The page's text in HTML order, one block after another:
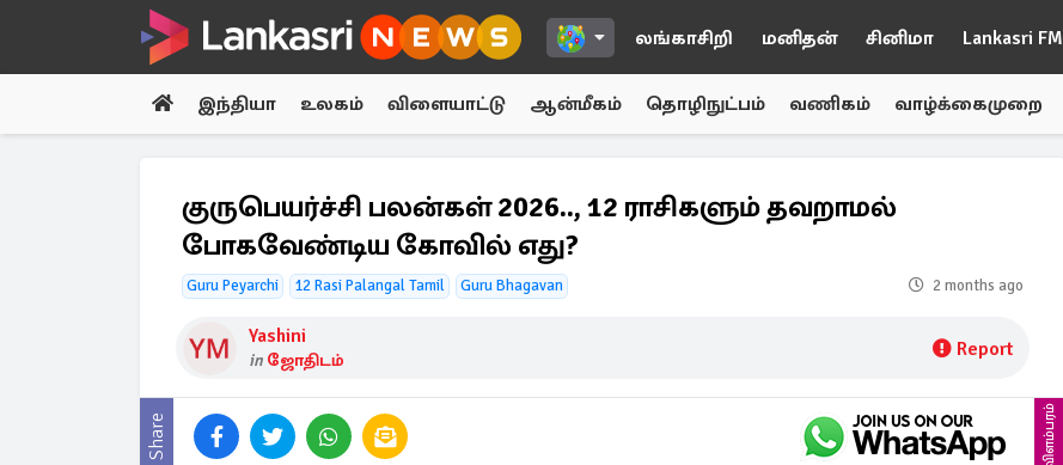
லங்காசிறி மனிதன் சினிமா Lankasri FM
இந்தியா உலகம் விளையாட்டு ஆன்மீகம் தொழிநுட்பம் வணிகம் வாழ்க்கைமுறை
குருபெயர்ச்சி பலன்கள் 2026.., 12 ராசிகளும் தவறாமல்
போகவேண்டிய கோவில் எது?
Guru Peyarchi 12 Rasi Palangal Tamil Guru Bhagavan 2 months ago
Yashini
in ஜோதிடம் Report
Share விளம்பரம்